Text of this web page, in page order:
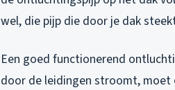
wel, die pijp die door je dak
Een goed functionerend
door de leidingen stroomt, moet